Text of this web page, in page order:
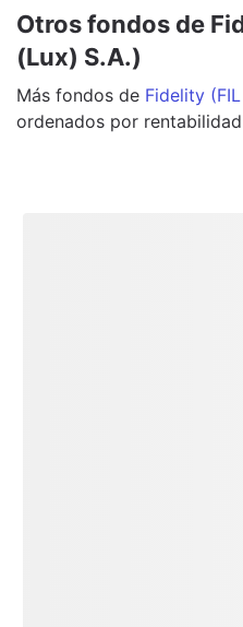
Otros fondos de
(Lux) S.A.)
Más fondos de Fidelity
ordenados por